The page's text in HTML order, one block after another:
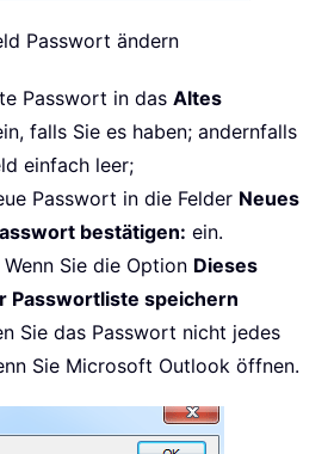
Passwort ändern
Passwort in das Altes
falls Sie es haben; andernfalls
einfach leer;
Passwort in die Felder Neues
bestätigen: ein.
Sie die Option Dieses
Passwortliste speichern
Sie das Passwort nicht jedes
Sie Microsoft Outlook öffnen.